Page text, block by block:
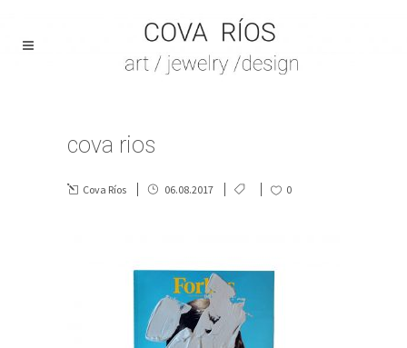
cova rios
Cova Ríos 06.08.2017 0